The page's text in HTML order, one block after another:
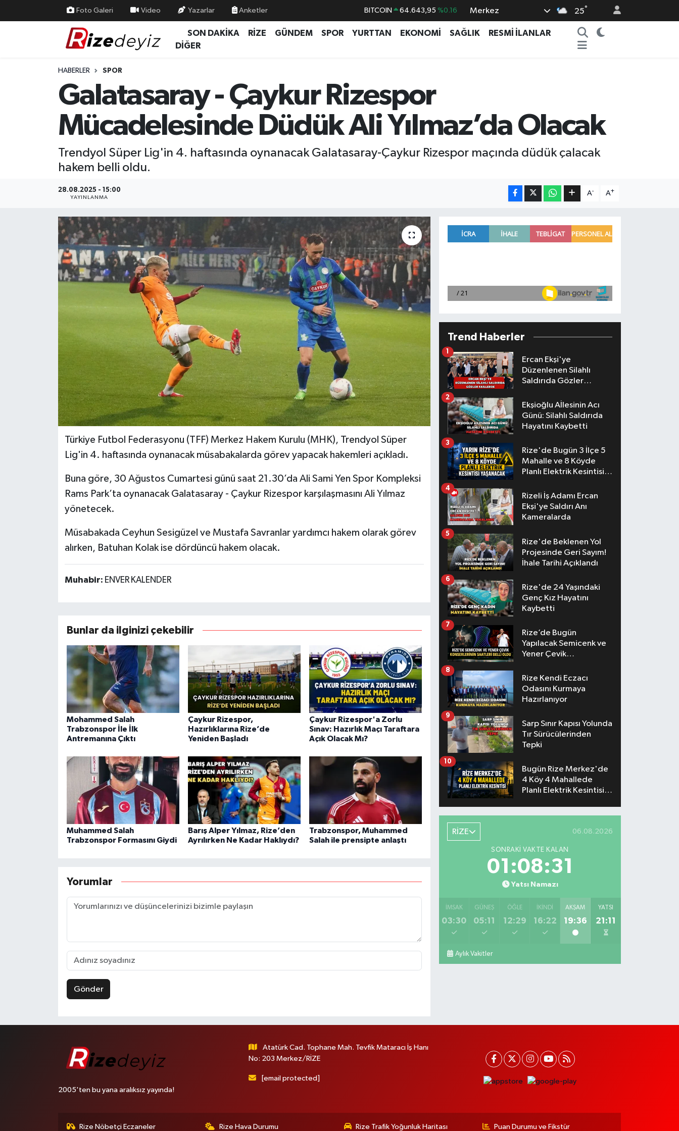
Foto Galeri Video Yazarlar Anketler BITCOIN 64.643,95 %0.16
DOLAR 47,6006 %0.06
BİST100 13.799
Merkez 25°
SON DAKİKA RİZE GÜNDEM SPOR YURTTAN EKONOMİ SAĞLIK
RESMİ İLANLAR
DİĞER
HABERLER SPOR
Galatasaray - Çaykur Rizespor
Mücadelesinde Düdük Ali Yılmaz’da Olacak
Trendyol Süper Lig'in 4. haftasında oynanacak Galatasaray-Çaykur Rizespor maçında düdük çalacak
hakem belli oldu.
28.08.2025 - 15:00
YAYINLANMA
A- A+
Türkiye Futbol Federasyonu (TFF) Merkez Hakem Kurulu (MHK), Trendyol Süper
Lig'in 4. haftasında oynanacak müsabakalarda görev yapacak hakemleri açıkladı.
Buna göre, 30 Ağustos Cumartesi günü saat 21.30’da Ali Sami Yen Spor Kompleksi
Rams Park’ta oynanacak Galatasaray - Çaykur Rizespor karşılaşmasını Ali Yılmaz
yönetecek.
Müsabakada Ceyhun Sesigüzel ve Mustafa Savranlar yardımcı hakem olarak görev
alırken, Batuhan Kolak ise dördüncü hakem olacak.
Muhabir: ENVER KALENDER
Bunlar da ilginizi çekebilir
Mohammed Salah
Trabzonspor İle İlk
Antremanına Çıktı
Çaykur Rizespor,
Hazırlıklarına Rize’de
Yeniden Başladı
Çaykur Rizespor'a Zorlu
Sınav: Hazırlık Maçı Taraftara
Açık Olacak Mı?
Muhammed Salah
Trabzonspor Formasını Giydi
Barış Alper Yılmaz, Rize’den
Ayrılırken Ne Kadar Haklıydı?
Trabzonspor, Muhammed
Salah ile prensipte anlaştı
Yorumlar
Gönder
Trend Haberler
Ercan Ekşi'ye
Düzenlenen Silahlı
Saldırıda Gözler
1
Ekşioğlu Aİlesinin Acı
Günü: Silahlı Saldırıda
Hayatını Kaybetti
2
Rize'de Bugün 3 İlçe 5
Mahalle ve 8 Köyde
Planlı Elektrik Kesintisi
3
Rizeli İş Adamı Ercan
Ekşi'ye Saldırı Anı
Kameralarda
4
Rize'de Beklenen Yol
Projesinde Geri Sayım!
İhale Tarihi Açıklandı
5
Rize'de 24 Yaşındaki
Genç Kız Hayatını
Kaybetti
6
Rize’de Bugün
Yapılacak Semicenk ve
Yener Çevik
Belli Oldu
7
Rize Kendi Eczacı
Odasını Kurmaya
Hazırlanıyor
8
Sarp Sınır Kapısı Yolunda
Tır Sürücülerinden
Tepki
9
Bugün Rize Merkez'de
4 Köy 4 Mahallede
Planlı Elektrik Kesintisi
10
RİZE 06.08.2026
SONRAKI VAKTE KALAN
01:08:30
Yatsı Namazı
İMSAK
03:30
GÜNEŞ
05:11
ÖĞLE
12:29
İKINDI
16:22
AKŞAM
19:36
YATSI
21:11
Aylık Vakitler
2005'ten bu yana aralıksız yayında!
Atatürk Cad. Tophane Mah. Tevfik Mataracı İş Hanı
No: 203 Merkez/RİZE
[email protected]
Rize Nöbetçi Eczaneler Rize Hava Durumu Rize Trafik Yoğunluk Haritası Puan Durumu ve Fikstür
Yurttan Haberler
Ekonomi
Rize Nöbetçi Eczaneler
Rize Trafik Yoğunluk Haritası
Süper Lig Puan Durumu ve Fikstür
Son Dakika Haberleri
Haber Arşivi